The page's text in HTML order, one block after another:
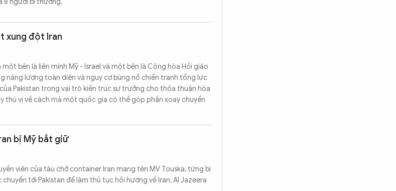
8 người bị thương.
xung đột Iran
bên là liên minh Mỹ - Israel và một bên là Cộng hòa Hồi giáo
năng lượng toàn diện và nguy cơ bùng nổ chiến tranh tổng lực
Pakistan trong vai trò kiến trúc sư trưởng cho thỏa thuận hòa
thú vị về cách mà một quốc gia có thể góp phần xoay chuyển
bị Mỹ bắt giữ
viên của tàu chở container Iran mang tên MV Touska, từng bị
tới Pakistan để làm thủ tục hồi hương về Iran, Al Jazeera